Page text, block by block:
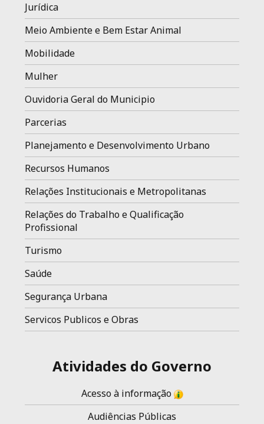
Jurídica
Meio Ambiente e Bem Estar Animal
Mobilidade
Mulher
Ouvidoria Geral do Municipio
Parcerias
Planejamento e Desenvolvimento Urbano
Recursos Humanos
Relações Institucionais e Metropolitanas
Relações do Trabalho e Qualificação
Profissional
Turismo
Saúde
Segurança Urbana
Servicos Publicos e Obras
Atividades do Governo
Acesso à informação
Audiências Públicas